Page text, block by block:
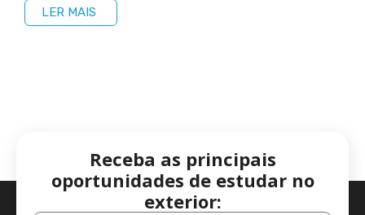
LER MAIS
Receba as principais
oportunidades de estudar no
exterior: